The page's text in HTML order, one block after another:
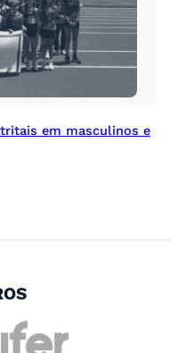
em masculinos e